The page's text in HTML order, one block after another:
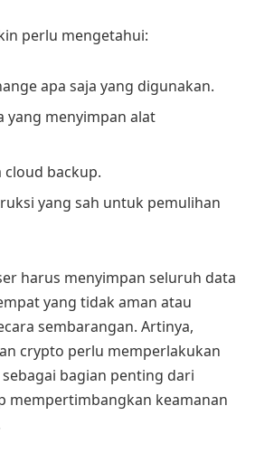
perlu mengetahui:
apa saja yang digunakan.
yang menyimpan alat
cloud backup.
yang sah untuk pemulihan
harus menyimpan seluruh data
yang tidak aman atau
sembarangan. Artinya,
crypto perlu memperlakukan
bagian penting dari
mempertimbangkan keamanan